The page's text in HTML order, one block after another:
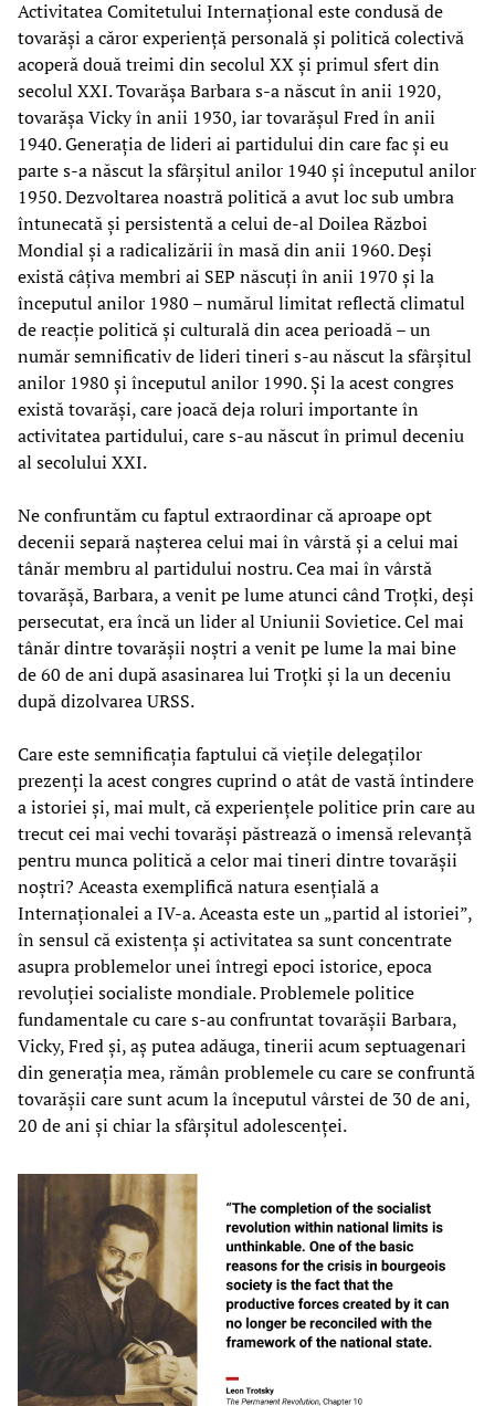
Activitatea Comitetului Internațional este condusă de
tovarăși a căror experiență personală și politică colectivă
acoperă două treimi din secolul XX și primul sfert din
secolul XXI. Tovarășa Barbara s-a născut în anii 1920,
tovarășa Vicky în anii 1930, iar tovarășul Fred în anii
1940. Generația de lideri ai partidului din care fac și eu
parte s-a născut la sfârșitul anilor 1940 și începutul anilor
1950. Dezvoltarea noastră politică a avut loc sub umbra
întunecată și persistentă a celui de-al Doilea Război
Mondial și a radicalizării în masă din anii 1960. Deși
există câțiva membri ai SEP născuți în anii 1970 și la
începutul anilor 1980 – numărul limitat reflectă climatul
de reacție politică și culturală din acea perioadă – un
număr semnificativ de lideri tineri s-au născut la sfârșitul
anilor 1980 și începutul anilor 1990. Și la acest congres
există tovarăși, care joacă deja roluri importante în
activitatea partidului, care s-au născut în primul deceniu
al secolului XXI.
Ne confruntăm cu faptul extraordinar că aproape opt
decenii separă nașterea celui mai în vârstă și a celui mai
tânăr membru al partidului nostru. Cea mai în vârstă
tovarășă, Barbara, a venit pe lume atunci când Troțki, deși
persecutat, era încă un lider al Uniunii Sovietice. Cel mai
tânăr dintre tovarășii noștri a venit pe lume la mai bine
de 60 de ani după asasinarea lui Troțki și la un deceniu
după dizolvarea URSS.
Care este semnificația faptului că viețile delegaților
prezenți la acest congres cuprind o atât de vastă întindere
a istoriei și, mai mult, că experiențele politice prin care au
trecut cei mai vechi tovarăși păstrează o imensă relevanță
pentru munca politică a celor mai tineri dintre tovarășii
noștri? Aceasta exemplifică natura esențială a
Internaționalei a IV-a. Aceasta este un „partid al istoriei”,
în sensul că existența și activitatea sa sunt concentrate
asupra problemelor unei întregi epoci istorice, epoca
revoluției socialiste mondiale. Problemele politice
fundamentale cu care s-au confruntat tovarășii Barbara,
Vicky, Fred și, aș putea adăuga, tinerii acum septuagenari
din generația mea, rămân problemele cu care se confruntă
tovarășii care sunt acum la începutul vârstei de 30 de ani,
20 de ani și chiar la sfârșitul adolescenței.